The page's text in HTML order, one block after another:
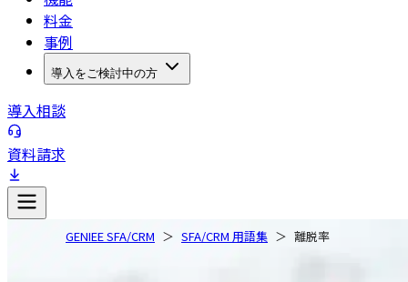
料金
事例
導入をご検討中の方
導入相談
資料請求
GENIEE SFA/CRM SFA/CRM 用語集 離脱率